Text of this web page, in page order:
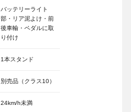
バッテリーライト
部・リア泥よけ・前
後車輸・ペダルに取
り付け
1本スタンド
別売品（クラス10）
24km/h未満